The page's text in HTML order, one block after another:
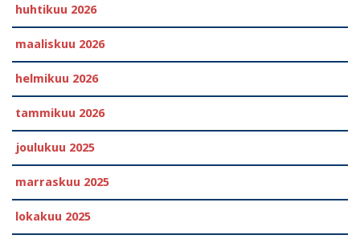
huhtikuu 2026
maaliskuu 2026
helmikuu 2026
tammikuu 2026
joulukuu 2025
marraskuu 2025
lokakuu 2025